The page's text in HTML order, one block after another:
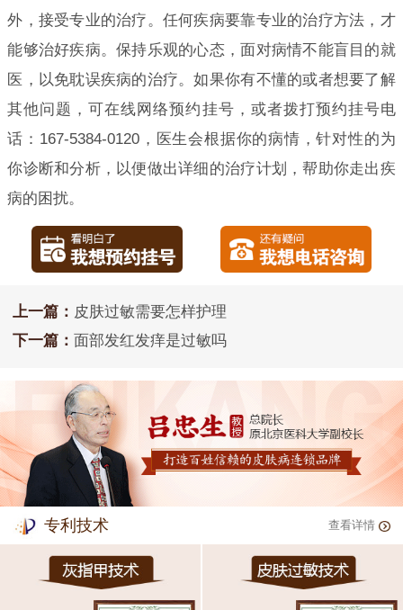
外，接受专业的治疗。任何疾病要靠专业的治疗方法，才
能够治好疾病。保持乐观的心态，面对病情不能盲目的就
医，以免耽误疾病的治疗。如果你有不懂的或者想要了解
其他问题，可在线网络预约挂号，或者拨打预约挂号电
话：167-5384-0120，医生会根据你的病情，针对性的为
你诊断和分析，以便做出详细的治疗计划，帮助你走出疾
病的困扰。
上一篇： 皮肤过敏需要怎样护理
下一篇： 面部发红发痒是过敏吗
专利技术 查看详情